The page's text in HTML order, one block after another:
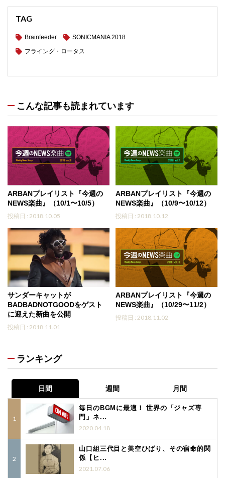
TAG
Brainfeeder
SONICMANIA 2018
フライング・ロータス
こんな記事も読まれています
ARBANプレイリスト『今週の
NEWS楽曲』（10/1〜10/5）
投稿日 : 2018.10.05
ARBANプレイリスト『今週の
NEWS楽曲』（10/9〜10/12）
投稿日 : 2018.10.12
サンダーキャットが
BADBADNOTGOODをゲスト
に迎えた新曲を公開
投稿日 : 2018.11.01
ARBANプレイリスト『今週の
NEWS楽曲』（10/29〜11/2）
投稿日 : 2018.11.02
ランキング
日間 週間 月間
毎日のBGMに最適！ 世界の「ジャズ専
門」ネ...
2020.04.18
山口組三代目と美空ひばり、その宿命的関
係【ヒ...
2021.07.06